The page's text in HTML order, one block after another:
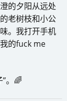
的夕阳从远处
老树枝和小公
。我打开手机
的fuck me
。🌈